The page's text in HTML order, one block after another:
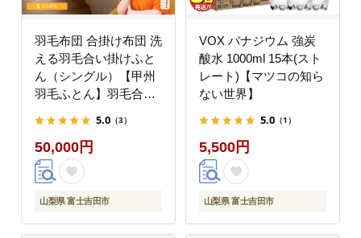
羽毛布団 合掛け布団 洗
える羽毛合い掛けふと
ん（シングル）【甲州
羽毛ふとん】羽毛合掛
コの知らない世界】
【ガイアの夜明け】
5.0 （3）
50,000円
山梨県 富士吉田市
VOX バナジウム 強炭
酸水 1000ml 15本(スト
レート)【マツコの知ら
ない世界】
5.0 （1）
5,500円
山梨県 富士吉田市